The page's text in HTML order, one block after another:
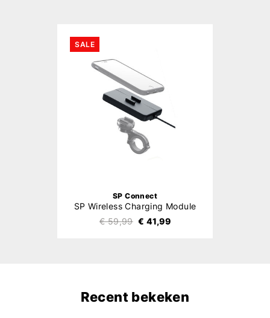
SALE
SP Connect
SP Wireless Charging Module
€ 59,99 € 41,99
Recent bekeken